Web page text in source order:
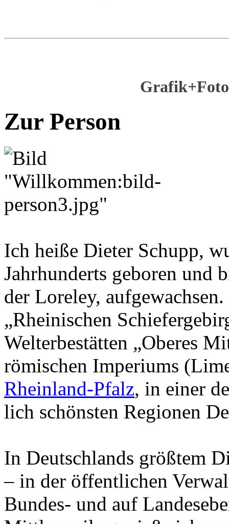
Zur Person
Ich heiße Dieter Schupp,
Jahrhunderts geboren und
der Loreley,
„Rheinischen
Welterbestätten „Obe­res
römischen Im­pe­ri­ums
Rhein­land-Pfalz, in einer
lich schönsten Regionen
In Deutschlands größtem
– in der öffentlichen
Bundes- und auf